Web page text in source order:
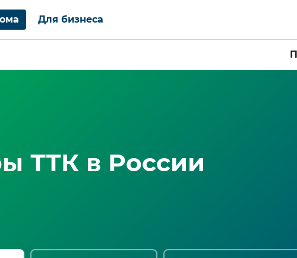
Для бизнеса
ТТК в России